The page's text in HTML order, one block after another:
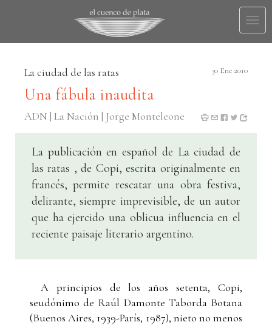
La ciudad de las ratas 30 Ene 2010
Una fábula inaudita
ADN | La Nación | Jorge Monteleone
La publicación en español de La ciudad de
las ratas , de Copi, escrita originalmente en
francés, permite rescatar una obra festiva,
delirante, siempre imprevisible, de un autor
que ha ejercido una oblicua influencia en el
reciente paisaje literario argentino.
A principios de los años setenta, Copi,
seudónimo de Raúl Damonte Taborda Botana
(Buenos Aires, 1939-París, 1987), nieto no menos